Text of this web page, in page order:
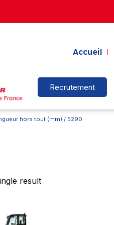
Accueil
Recrutement
hors tout (mm) / 5290
result